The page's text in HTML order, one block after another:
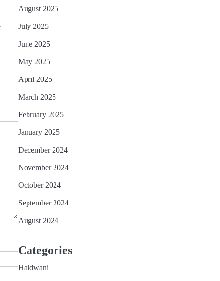
August 2025
July 2025
June 2025
May 2025
April 2025
March 2025
February 2025
January 2025
December 2024
November 2024
October 2024
September 2024
August 2024
Categories
Haldwani
3